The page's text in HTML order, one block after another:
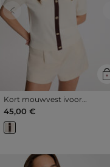
Previous
Kort mouwvest ivoor
45,00 €